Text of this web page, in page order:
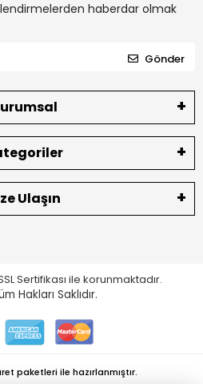
haberdar olmak
Gönder
Ulaşın
Sertifikası ile korunmaktadır.
Hakları Saklıdır.
paketleri ile hazırlanmıştır.